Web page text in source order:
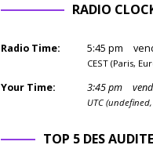
RADIO
Radio Time: 5:45 pm
CEST (Paris,
Your Time: 3:45pm
UTC (undefined,
TOP 5 DES